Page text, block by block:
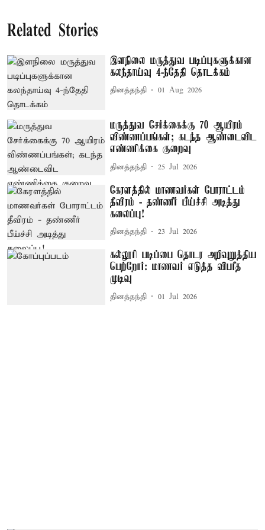
Related Stories
இளநிலை மருத்துவ படிப்புகளுக்கான
கலந்தாய்வு 4-ந்தேதி தொடக்கம்
தினத்தந்தி 01 Aug 2026
மருத்துவ சேர்க்கைக்கு 70 ஆயிரம்
விண்ணப்பங்கள்; கடந்த ஆண்டைவிட
எண்ணிக்கை குறைவு
தினத்தந்தி 25 Jul 2026
கேரளத்தில் மாணவர்கள் போராட்டம்
தீவிரம் - தண்ணீர் பீய்ச்சி அடித்து
கலைப்பு!
தினத்தந்தி 23 Jul 2026
கல்லூரி படிப்பை தொடர அறிவுறுத்திய
பெற்றோர்: மாணவர் எடுத்த விபரீத
முடிவு
தினத்தந்தி 01 Jul 2026